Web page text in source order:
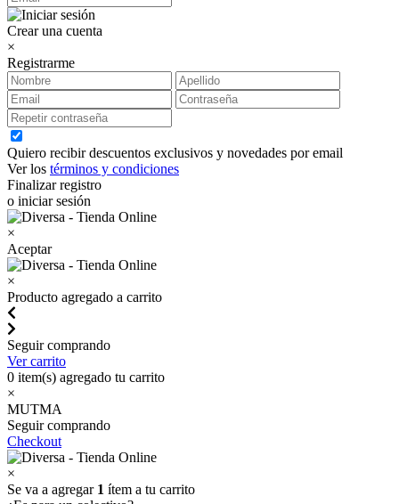
Crear una cuenta
×
Registrarme
Quiero recibir descuentos exclusivos y novedades por email
Ver los términos y condiciones
Finalizar registro
o iniciar sesión
×
Aceptar
×
Producto agregado a carrito
Seguir comprando
Ver carrito
0 item(s) agregado tu carrito
×
MUTMA
Seguir comprando
Checkout
×
Se va a agregar 1 ítem a tu carrito